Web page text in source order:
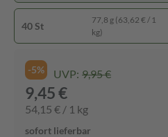
40 St
77,8 g (63,62 € / 1
kg)
-5% UVP: 9,95 €
9,45 €
54,15 € / 1 kg
sofort lieferbar